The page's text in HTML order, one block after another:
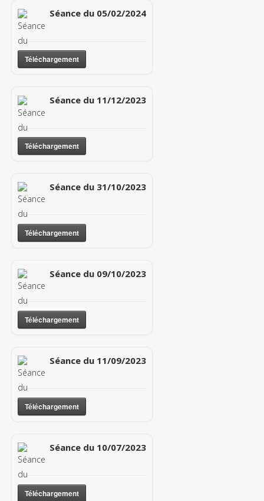
Séance du 05/02/2024
Téléchargement
Séance du 11/12/2023
Téléchargement
Séance du 31/10/2023
Téléchargement
Séance du 09/10/2023
Téléchargement
Séance du 11/09/2023
Téléchargement
Séance du 10/07/2023
Téléchargement